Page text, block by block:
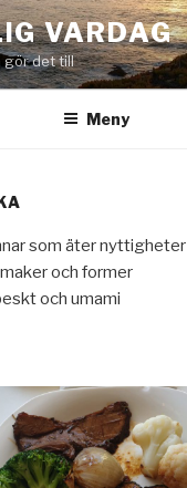
VARDAG
gör det till
Meny
som äter nyttigheter
och former
och umami